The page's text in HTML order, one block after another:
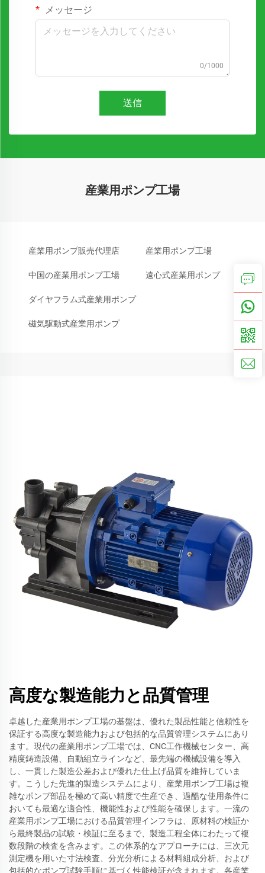
メッセージ
0/1000
送信
産業用ポンプ工場
産業用ポンプ販売代理店 産業用ポンプ工場
中国の産業用ポンプ工場 遠心式産業用ポンプ
ダイヤフラム式産業用ポンプ
磁気駆動式産業用ポンプ
高度な製造能力と品質管理
卓越した産業用ポンプ工場の基盤は、優れた製品性能と信頼性を
保証する高度な製造能力および包括的な品質管理システムにあり
ます。現代の産業用ポンプ工場では、CNC工作機械センター、高
精度鋳造設備、自動組立ラインなど、最先端の機械設備を導入
し、一貫した製造公差および優れた仕上げ品質を維持していま
す。こうした先進的製造システムにより、産業用ポンプ工場は複
雑なポンプ部品を極めて高い精度で生産でき、過酷な使用条件に
おいても最適な適合性、機能性および性能を確保します。一流の
産業用ポンプ工場における品質管理インフラは、原材料の検証か
ら最終製品の試験・検証に至るまで、製造工程全体にわたって複
数段階の検査を含みます。この体系的なアプローチには、三次元
測定機を用いた寸法検査、分光分析による材料組成分析、および
包括的なポンプ試験手順に基づく性能検証が含まれます。各産業